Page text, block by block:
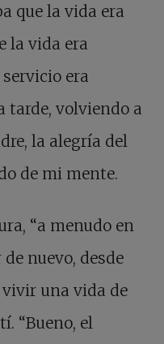
que la vida era
la vida era
era
tarde, volviendo a
la alegría del
de mi mente.
“a menudo en
nuevo, desde
vivir una vida de
“Bueno, el